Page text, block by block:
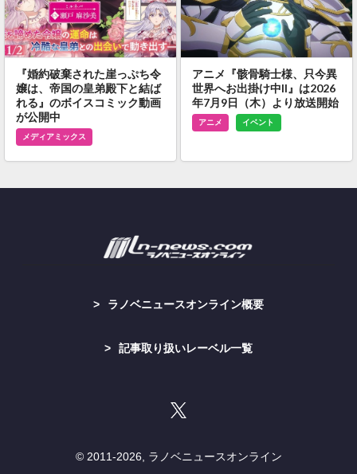
『婚約破棄された崖っぷち令
嬢は、帝国の皇弟殿下と結ば
れる』のボイスコミック動画
が公開中
メディアミックス
アニメ『骸骨騎士様、只今異
世界へお出掛け中II』は2026
年7月9日（木）より放送開始
アニメ イベント
ラノベニュースオンライン概要
記事取り扱いレーベル一覧
© 2011-2026, ラノベニュースオンライン